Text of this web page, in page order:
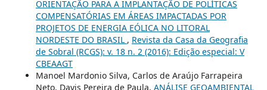
ORIENTAÇÃO PARA A IMPLANTAÇÃO DE POLÍTICAS
COMPENSATÓRIAS EM ÁREAS IMPACTADAS POR
PROJETOS DE ENERGIA EÓLICA NO LITORAL
NORDESTE DO BRASIL , Revista da Casa da Geografia
de Sobral (RCGS): v. 18 n. 2 (2016): Edição especial: V
CBEAAGT
Manoel Mardonio Silva, Carlos de Araújo Farrapeira
Neto, Davis Pereira de Paula, ANÁLISE GEOAMBIENTAL